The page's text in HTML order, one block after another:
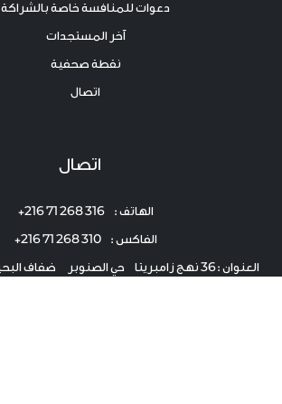
دعوات للمنافسة خاصة بالشراكة
آخر المستجدات
نقطة صحفية
اتصال
اتصال
الهاتف : 316 268 71 216+
الفاكس : 310 268 71 216+
العنوان :36 نهج زامبريتا حي الصنوبر ضفاف البحيرة 2 1053 تونس